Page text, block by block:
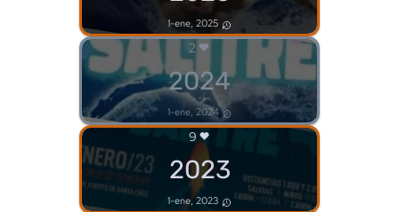
1-ene, 2025
2
2024
1-ene, 2024
9
2023
1-ene, 2023